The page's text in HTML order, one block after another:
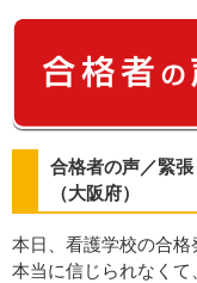
合格者の声／緊
（大阪府）
本日、看護学校の合格
本当に信じられなく